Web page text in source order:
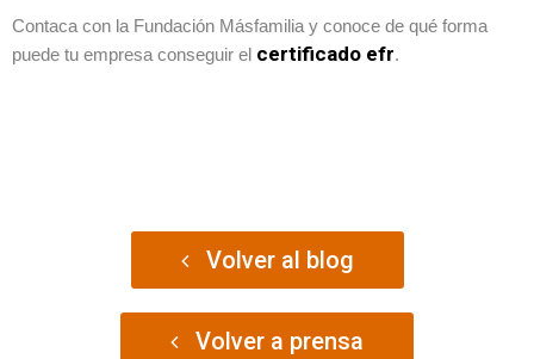
Contaca con la Fundación Másfamilia y conoce de qué forma
puede tu empresa conseguir el certificado efr.
Volver al blog
Volver a prensa